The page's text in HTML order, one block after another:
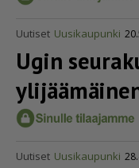
Uutiset Uusikaupunki
Ugin
Uutiset Uusikaupunki